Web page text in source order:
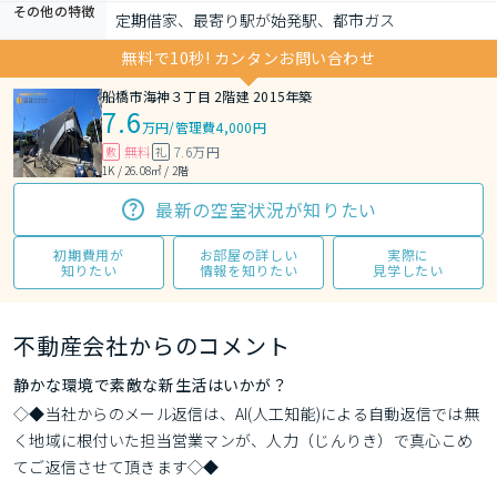
その他の特徴
定期借家、最寄り駅が始発駅、都市ガス
無料で10秒! カンタンお問い合わせ
船橋市海神３丁目 2階建 2015年築
7.6万円/管理費4,000円
敷 無料 礼 7.6万円
1K / 26.08㎡ / 2階
最新の空室状況が知りたい
初期費用が
知りたい
お部屋の詳しい
情報を知りたい
実際に
見学したい
不動産会社からのコメント
静かな環境で素敵な新生活はいかが？
◇◆当社からのメール返信は、AI(人工知能)による自動返信では無
く地域に根付いた担当営業マンが、人力（じんりき）で真心こめ
てご返信させて頂きます◇◆